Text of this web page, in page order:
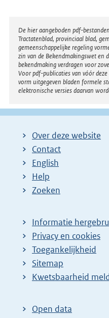
Disclaimer
De hier aangeboden pdf-
Tractatenblad, provinciaal blad,
gemeenschappelijke regeling
zin van de Bekendmakingswet en
bekendmaking verdragen voor
Voor pdf-publicaties van vóór
vorm uitgegeven bladen formele
elektronische versies daarvan
Over deze website
Contact
English
Help
Zoeken
Informatie
Privacy en cookies
Toegankelijkheid
Sitemap
E
t
Kwetsbaarheid
Open data